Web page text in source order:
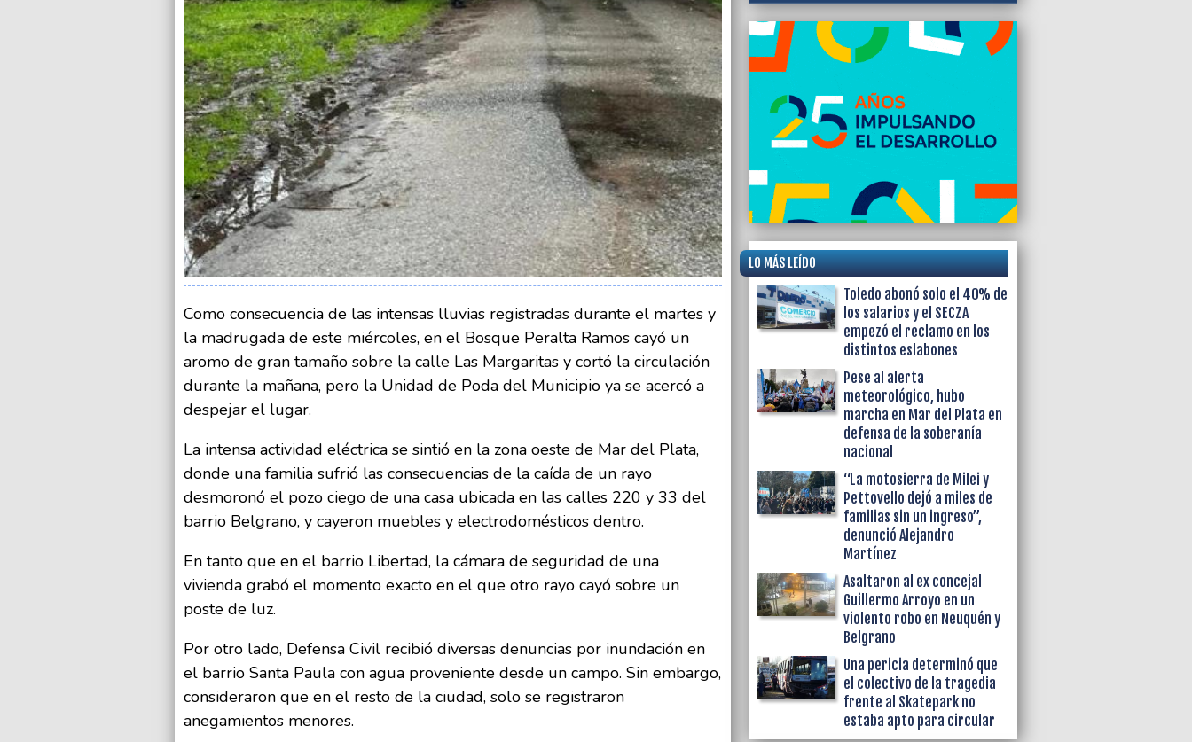
Como consecuencia de las intensas lluvias registradas durante el martes y
la madrugada de este miércoles, en el Bosque Peralta Ramos cayó un
aromo de gran tamaño sobre la calle Las Margaritas y cortó la circulación
durante la mañana, pero la Unidad de Poda del Municipio ya se acercó a
despejar el lugar.
La intensa actividad eléctrica se sintió en la zona oeste de Mar del Plata,
donde una familia sufrió las consecuencias de la caída de un rayo
desmoronó el pozo ciego de una casa ubicada en las calles 220 y 33 del
barrio Belgrano, y cayeron muebles y electrodomésticos dentro.
En tanto que en el barrio Libertad, la cámara de seguridad de una
vivienda grabó el momento exacto en el que otro rayo cayó sobre un
poste de luz.
Por otro lado, Defensa Civil recibió diversas denuncias por inundación en
el barrio Santa Paula con agua proveniente desde un campo. Sin embargo,
consideraron que en el resto de la ciudad, solo se registraron
anegamientos menores.
LO MÁS LEÍDO
Toledo abonó solo el 40% de
los salarios y el SECZA
empezó el reclamo en los
distintos eslabones
Pese al alerta
meteorológico, hubo
marcha en Mar del Plata en
defensa de la soberanía
nacional
“La motosierra de Milei y
Pettovello dejó a miles de
familias sin un ingreso”,
denunció Alejandro
Martínez
Asaltaron al ex concejal
Guillermo Arroyo en un
violento robo en Neuquén y
Belgrano
Una pericia determinó que
el colectivo de la tragedia
frente al Skatepark no
estaba apto para circular